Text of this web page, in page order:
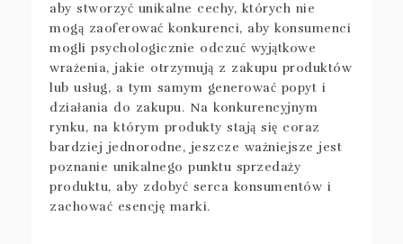
aby stworzyć unikalne cechy, których nie
mogą zaoferować konkurenci, aby konsumenci
mogli psychologicznie odczuć wyjątkowe
wrażenia, jakie otrzymują z zakupu produktów
lub usług, a tym samym generować popyt i
działania do zakupu. Na konkurencyjnym
rynku, na którym produkty stają się coraz
bardziej jednorodne, jeszcze ważniejsze jest
poznanie unikalnego punktu sprzedaży
produktu, aby zdobyć serca konsumentów i
zachować esencję marki.